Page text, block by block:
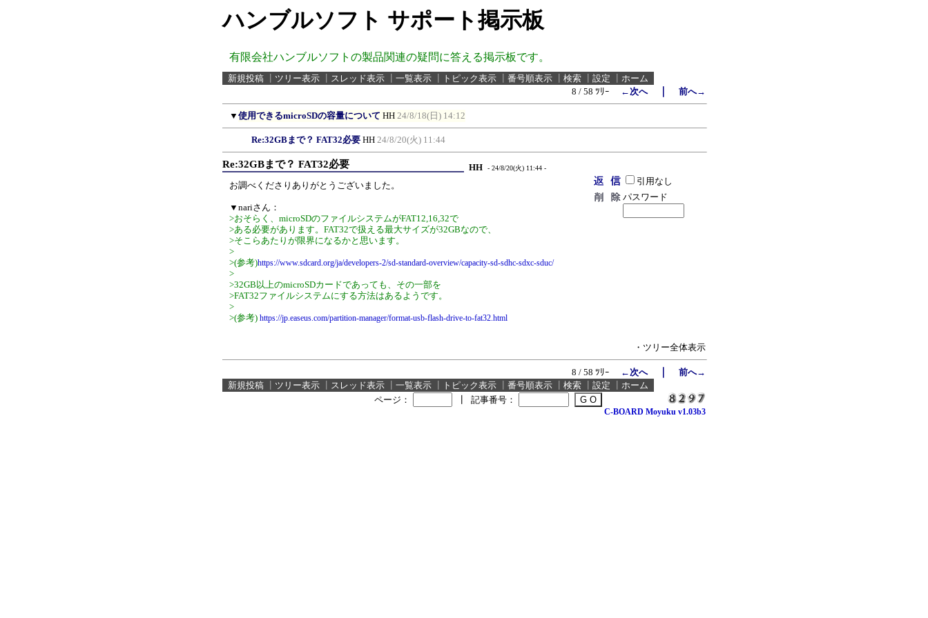
ハンブルソフト サポート掲示板
有限会社ハンブルソフトの製品関連の疑問に答える掲示板です。
新規投稿 ツリー表示 スレッド表示 一覧表示 トピック表示 番号順表示 検索 設定
ホーム
8 / 58 ﾂﾘｰ
←次へ｜ 前へ→
▼ 使用できるmicroSDの容量について HH 24/8/18(日) 14:12
Re:32GBまで？ FAT32必要 HH 24/8/20(火) 11:44
Re:32GBまで？ FAT32必要 HH - 24/8/20(火) 11:44 -
お調べくださりありがとうございました。
▼nariさん：
>おそらく、microSDのファイルシステムがFAT12,16,32で
>ある必要があります。FAT32で扱える最大サイズが32GBなので、
>そこらあたりが限界になるかと思います。
>
>(参考)https://www.sdcard.org/ja/developers-2/sd-standard-overview/capacity-sd-sdhc-sdxc-sduc/
>
>32GB以上のmicroSDカードであっても、その一部を
>FAT32ファイルシステムにする方法はあるようです。
>
>(参考) https://jp.easeus.com/partition-manager/format-usb-flash-drive-to-fat32.html
引用なし
パスワード
・ツリー全体表示
8 / 58 ﾂﾘｰ ←次へ｜ 前へ→
新規投稿
ツリー表示 スレッド表示 一覧表示 トピック表示 番号順表示 検索 設定
ホーム
ページ：
記事番号：
C-BOARD Moyuku v1.03b3